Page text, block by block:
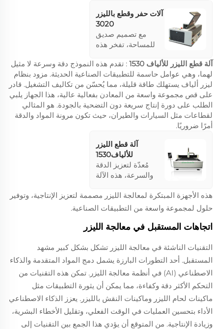
والمتنوعة.
آلات حفر وقطع بالليزر
3020
مع تصميم صديق
للمساحة، تفخر هذه
للأعمال المعقدة.
تحتوي على ميزات
مثل النقش عند
انقطاع التيار والتوجيه
باستخدام الضوء
الأحمر، مما يلبي
الصغيرة ويضمن
إخراجًا مثاليًا مع
استهلاك أقل للمساحة.
آلة قطع الليزر للألياف 1530
: تقدم هذه النموذج دقة وسرعة لا مثيل
لهما، وهي عوامل حاسمة للتطبيقات الصناعية الحديثة. مزود بنظام
ليزر ألياف يستهلك طاقة قليلة، مما يُحسّن من تكاليف التشغيل. قادر
على قص مجموعة واسعة من المعادن بفعالية عالية، هذا الجهاز يلبي
الطلب على دورة إنتاج سريعة دون التضحية بالجودة. هو المثالي
لقطاعات مثل السيارات والطيران، حيث تكون مرونة المواد والدقة
أمرًا ضروريًا.
آلة قطع الليزر
للألياف1530
مُعدّة لتعزيز الدقة
والسرعة، هذه الآلة
من المعادن بكفاءة.
توفير الطاقة وتقليل
للصناعات التي تحتاج
وجودة قص فائقة.
هذه الأجهزة المبتكرة لمعالجة الليزر مصممة لتعزيز الإنتاجية، وتوفير
حلول لمجموعة واسعة من التطبيقات الصناعية.
اتجاهات المستقبل في معالجة الليزر
التقنيات الناشئة في معالجة الليزر تشكل بشكل كبير مشهد
المستقبل. أحد التطورات البارزة يشمل دمج المواد المتقدمة والذكاء
الاصطناعي (AI) في أنظمة معالجة الليزر. تمكن هذه التقنيات من
التحكم الأكثر دقة وكفاءة، مما يمكن أن يثورة التطبيقات مثل
ماكينات لحام الليزر وماكينات النقش بالليزر. يعزز الذكاء الاصطناعي
الأداء بتحسين العمليات في الوقت الفعلي، وتقليل الأخطاء البشرية،
وزيادة الإنتاجية. من المتوقع أن يؤدي هذا الجمع بين التقنيات إلى